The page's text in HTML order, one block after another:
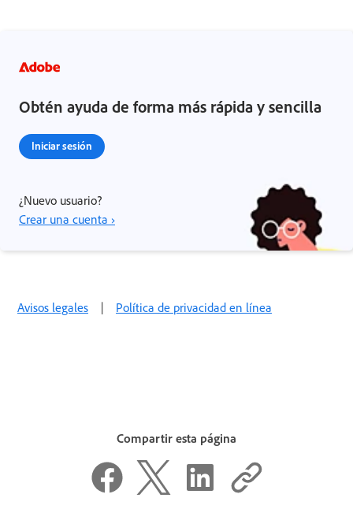
Obtén ayuda de forma más rápida y sencilla
Iniciar sesión
¿Nuevo usuario?
Crear una cuenta ›
Avisos legales | Política de privacidad en línea
Compartir esta página